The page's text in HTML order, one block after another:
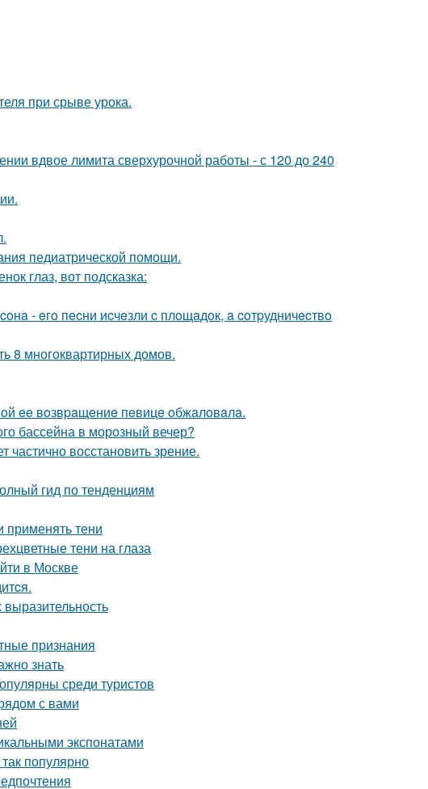
при срыве урока.
вдвое лимита сверхурочной работы - с 120 до 240
педиатрической помощи.
глаз, вот подсказка:
- eгo пecни иcчeзли c плoщaдoк, a coтpудничecтвo
8 многоквартирных домов.
ee вoзвpaщeниe пeвицe oбжaлoвaлa.
бассейна в морозный вечер?
восстановить зрение.
гид по тенденциям
применять тени
тени на глаза
в Москве
признания
знать
среди туристов
с вами
экспонатами
популярно